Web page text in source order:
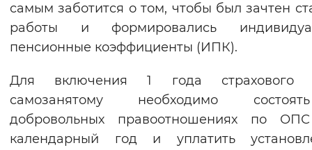
самым заботится о том, чтобы был зачтен
работы и формировались
пенсионные коэффициенты (ИПК).
Для включения 1 года страхового
самозанятому необходимо
добровольных правоотношениях по
календарный год и уплатить